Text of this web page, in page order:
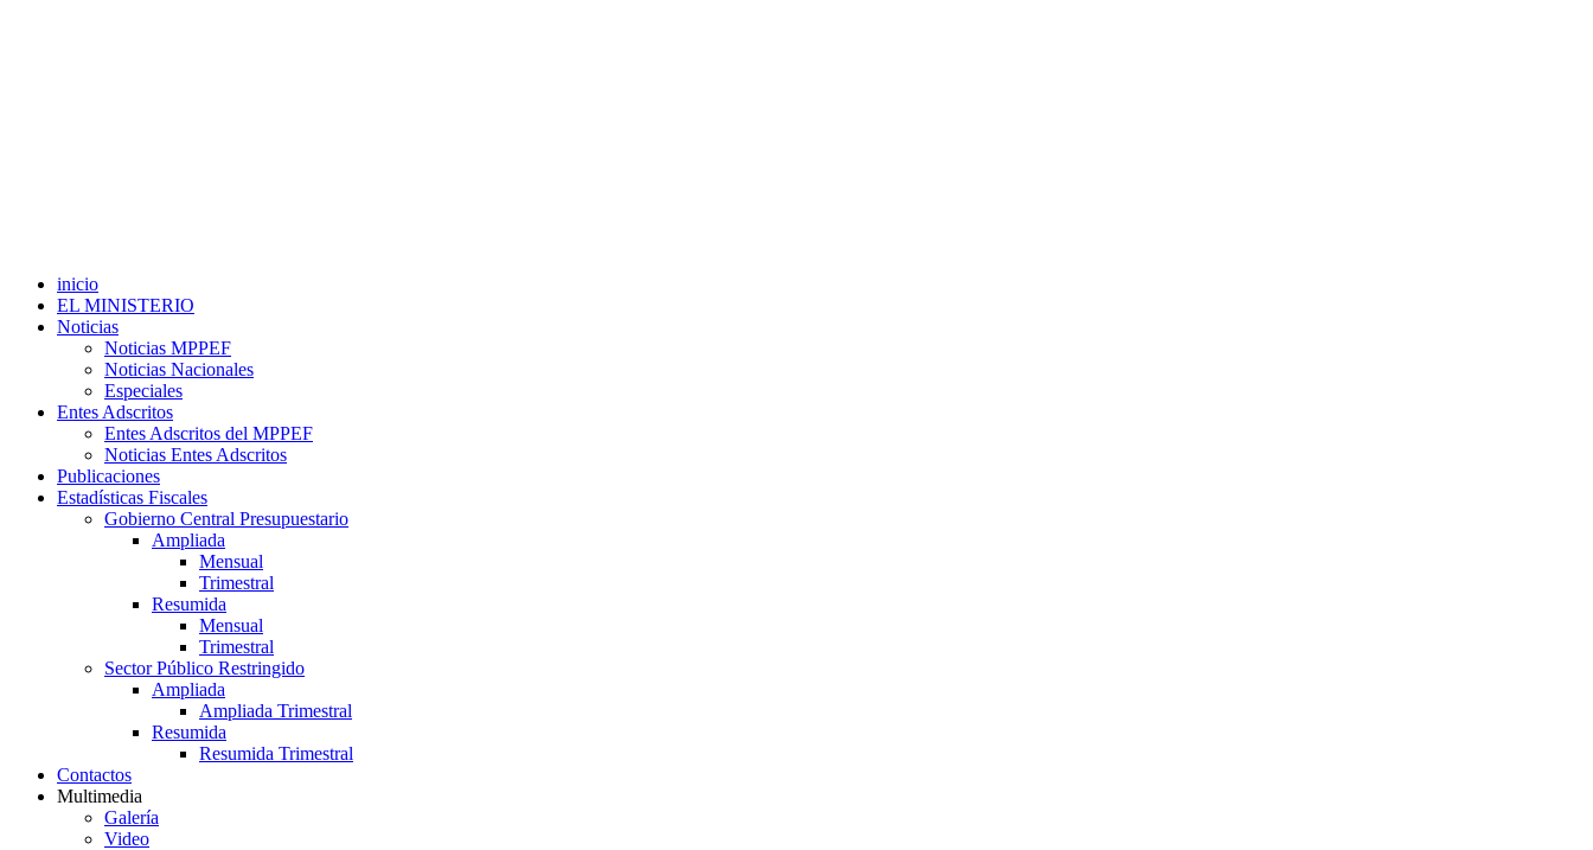
inicio
EL MINISTERIO
Noticias
Noticias MPPEF
Noticias Nacionales
Especiales
Entes Adscritos
Entes Adscritos del MPPEF
Noticias Entes Adscritos
Publicaciones
Estadísticas Fiscales
Gobierno Central Presupuestario
Ampliada
Mensual
Trimestral
Resumida
Mensual
Trimestral
Sector Público Restringido
Ampliada
Ampliada Trimestral
Resumida
Resumida Trimestral
Contactos
Multimedia
Galería
Video